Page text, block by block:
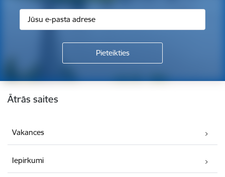
Kājene
Ātrās saites
Vakances
Iepirkumi